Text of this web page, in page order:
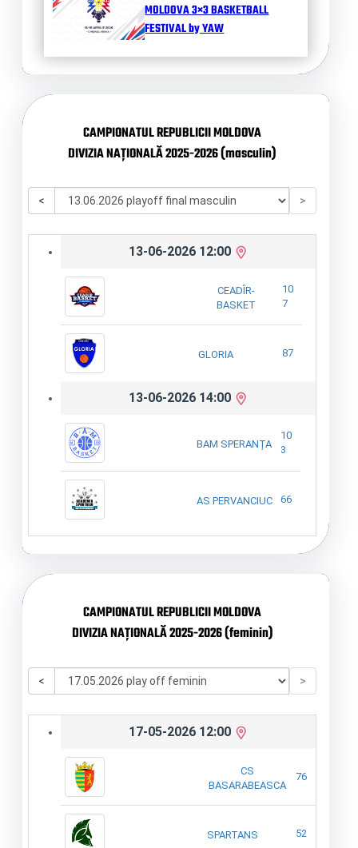
MOLDOVA 3×3 BASKETBALL
FESTIVAL by YAW
CAMPIONATUL REPUBLICII MOLDOVA
DIVIZIA NAȚIONALĂ 2025-2026 (masculin)
< >
13-06-2026 12:00
CEADÎR-
BASKET
10
7
GLORIA 87
13-06-2026 14:00
BAM SPERANȚA
10
3
AS PERVANCIUC 66
CAMPIONATUL REPUBLICII MOLDOVA
DIVIZIA NAȚIONALĂ 2025-2026 (feminin)
< >
17-05-2026 12:00
CS
BASARABEASCA
76
SPARTANS 52